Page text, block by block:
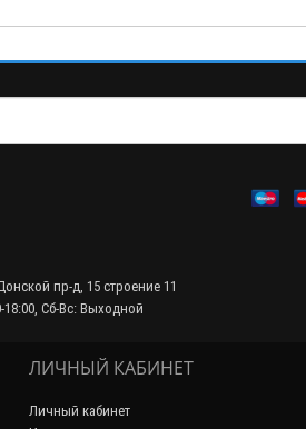
пр-д, 15 строение 11
Сб-Вс: Выходной
ЛИЧНЫЙ КАБИНЕТ
Личный кабинет